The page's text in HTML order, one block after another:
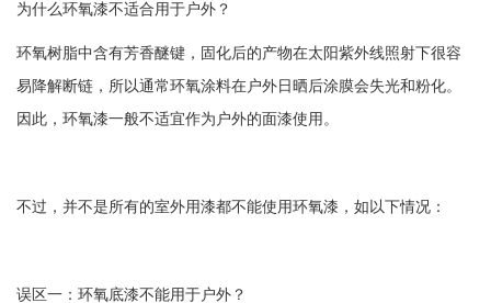
为什么环氧漆不适合用于户外？
环氧树脂中含有芳香醚键，固化后的产物在太阳紫外线照射下很容
易降解断链，所以通常环氧涂料在户外日晒后涂膜会失光和粉化。
因此，环氧漆一般不适宜作为户外的面漆使用。
不过，并不是所有的室外用漆都不能使用环氧漆，如以下情况：
误区一：环氧底漆不能用于户外？